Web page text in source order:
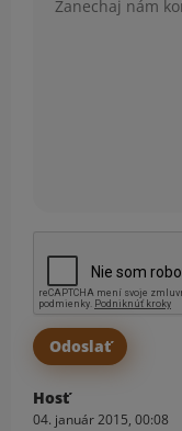
Hosť
04. január 2015, 00:08